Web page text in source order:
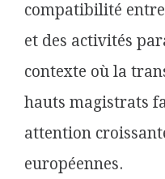
compatibilité
et des activités
contexte où la
hauts magistrats
attention
européennes.